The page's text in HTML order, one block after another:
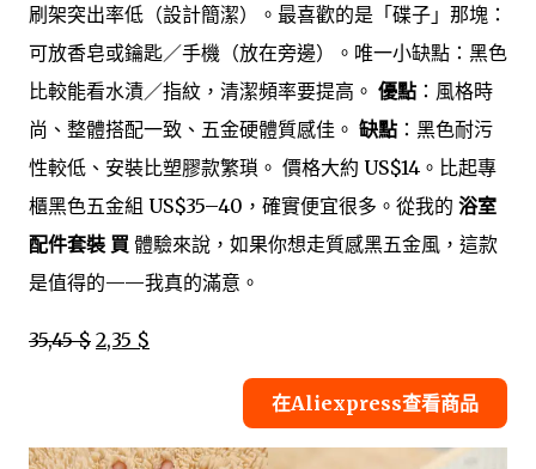
刷架突出率低（設計簡潔）。最喜歡的是「碟子」那塊：
可放香皂或鑰匙／手機（放在旁邊）。唯一小缺點：黑色
比較能看水漬／指紋，清潔頻率要提高。 優點 ：風格時
尚、整體搭配一致、五金硬體質感佳。 缺點 ：黑色耐污
性較低、安裝比塑膠款繁瑣。 價格大約 US$14。比起專
櫃黑色五金組 US$35–40，確實便宜很多。從我的 浴室
配件套裝 買 體驗來說，如果你想走質感黑五金風，這款
是值得的——我真的滿意。
35,45 $ 2,35 $
在Aliexpress查看商品